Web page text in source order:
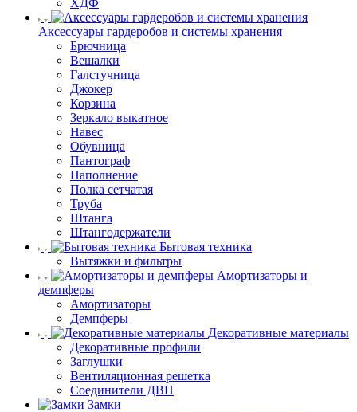
ХДФ
Аксессуары гардеробов и системы хранения
Брючница
Вешалки
Галстучница
Джокер
Корзина
Зеркало выкатное
Навес
Обувница
Пантограф
Наполнение
Полка сетчатая
Труба
Штанга
Штангодержатели
Бытовая техника
Вытяжки и фильтры
Амортизаторы и
демпферы
Амортизаторы
Демпферы
Декоративные материалы
Декоративные профили
Заглушки
Вентиляционная решетка
Соединители ДВП
Замки